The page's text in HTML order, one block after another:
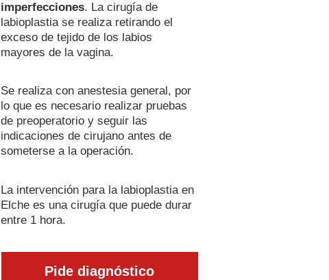
imperfecciones. La cirugía de
labioplastia se realiza retirando el
exceso de tejido de los labios
mayores de la vagina.
Se realiza con anestesia general, por
lo que es necesario realizar pruebas
de preoperatorio y seguir las
indicaciones de cirujano antes de
someterse a la operación.
La intervención para la labioplastia en
Elche es una cirugía que puede durar
entre 1 hora.
Pide diagnóstico